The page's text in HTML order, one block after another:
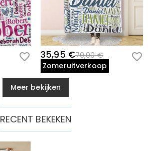
35,95 €70,00 €
Zomeruitverkoop
Meer bekijken
RECENT BEKEKEN